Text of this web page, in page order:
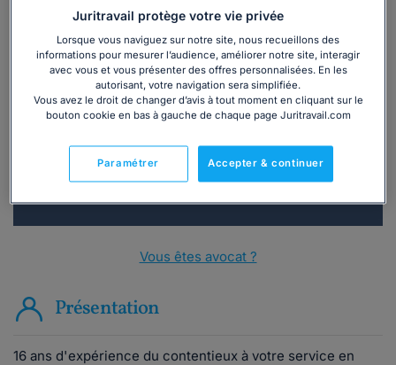
Vous souhaitez une consultation par
téléphone ?
ou appelez le01 75 75 42 33(8h à 21h du lundi au
Vous êtes avocat ?
Présentation
16 ans d'expérience du contentieux à votre service en
Juritravail protège votre vie privée
Lorsque vous naviguez sur notre site, nous recueillons des
informations pour mesurer l’audience, améliorer notre site, interagir
avec vous et vous présenter des offres personnalisées. En les
autorisant, votre navigation sera simplifiée.
Vous avez le droit de changer d’avis à tout moment en cliquant sur le
bouton cookie en bas à gauche de chaque page Juritravail.com
Accepter & continuer
Paramétrer